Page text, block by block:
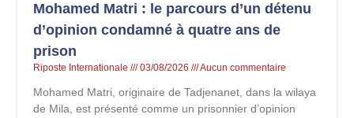
Mohamed Matri : le parcours d’un détenu
d’opinion condamné à quatre ans de
prison
Riposte Internationale 03/08/2026 Aucun commentaire
Mohamed Matri, originaire de Tadjenanet, dans la wilaya
de Mila, est présenté comme un prisonnier d’opinion